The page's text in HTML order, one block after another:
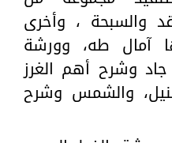
والسبحة ، وأخرى
آمال طه، وورشة
وشرح أهم الغرز
والشمس وشرح